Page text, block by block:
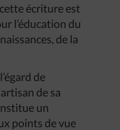
écriture est
l’éducation du
de la
de
de sa
un
points de vue